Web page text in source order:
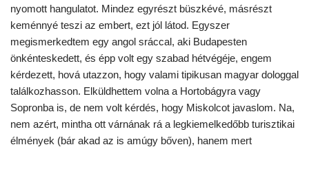
nyomott hangulatot. Mindez egyrészt büszkévé, másrészt
keménnyé teszi az embert, ezt jól látod. Egyszer
megismerkedtem egy angol sráccal, aki Budapesten
önkénteskedett, és épp volt egy szabad hétvégéje, engem
kérdezett, hová utazzon, hogy valami tipikusan magyar dologgal
találkozhasson. Elküldhettem volna a Hortobágyra vagy
Sopronba is, de nem volt kérdés, hogy Miskolcot javaslom. Na,
nem azért, mintha ott várnának rá a legkiemelkedőbb turisztikai
élmények (bár akad az is amúgy bőven), hanem mert